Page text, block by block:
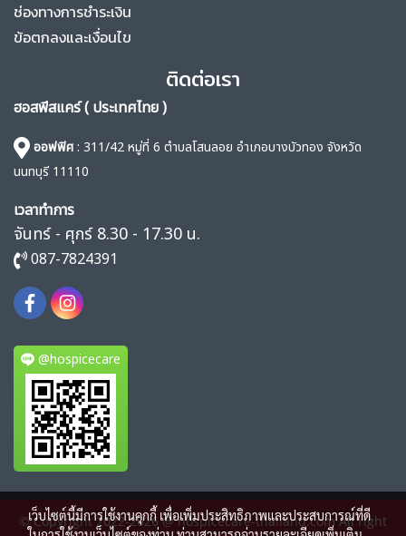
ช่องทางการชำระเงิน
ข้อตกลงและเงื่อนไข
ติดต่อเรา
ฮอสพีสแคร์ ( ประเทศไทย )
ออฟฟิศ: 311/42 หมู่ที่ 6 ตำบลโสนลอย อำเภอบางบัวทอง จังหวัด
นนทบุรี 11110
เวลาทำการ
จันทร์ - ศุกร์ 8.30 - 17.30 น.
087-7824391
@hospicecare
© Copyright 2022-2026 @ hospicecare-thailand.com All right
เว็บไซต์นี้มีการใช้งานคุกกี้ เพื่อเพิ่มประสิทธิภาพและประสบการณ์ที่ดี